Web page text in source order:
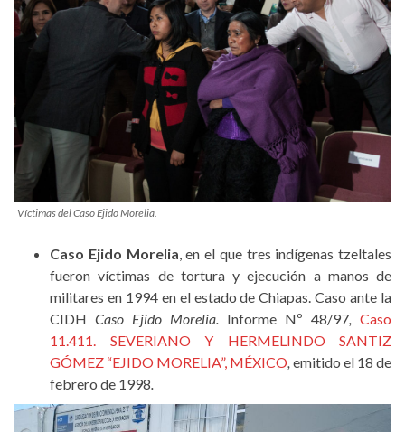
Víctimas del Caso Ejido Morelia.
Caso Ejido Morelia , en el que tres indígenas tzeltales
fueron víctimas de tortura y ejecución a manos de
militares en 1994 en el estado de Chiapas. Caso ante la
CIDH Caso Ejido Morelia. Informe Nº 48/97
Caso
11.411. SEVERIANO Y HERMELINDO SANTIZ
GÓMEZ “EJIDO MORELIA”, MÉXICO emitido el 18 de
febrero de 1998